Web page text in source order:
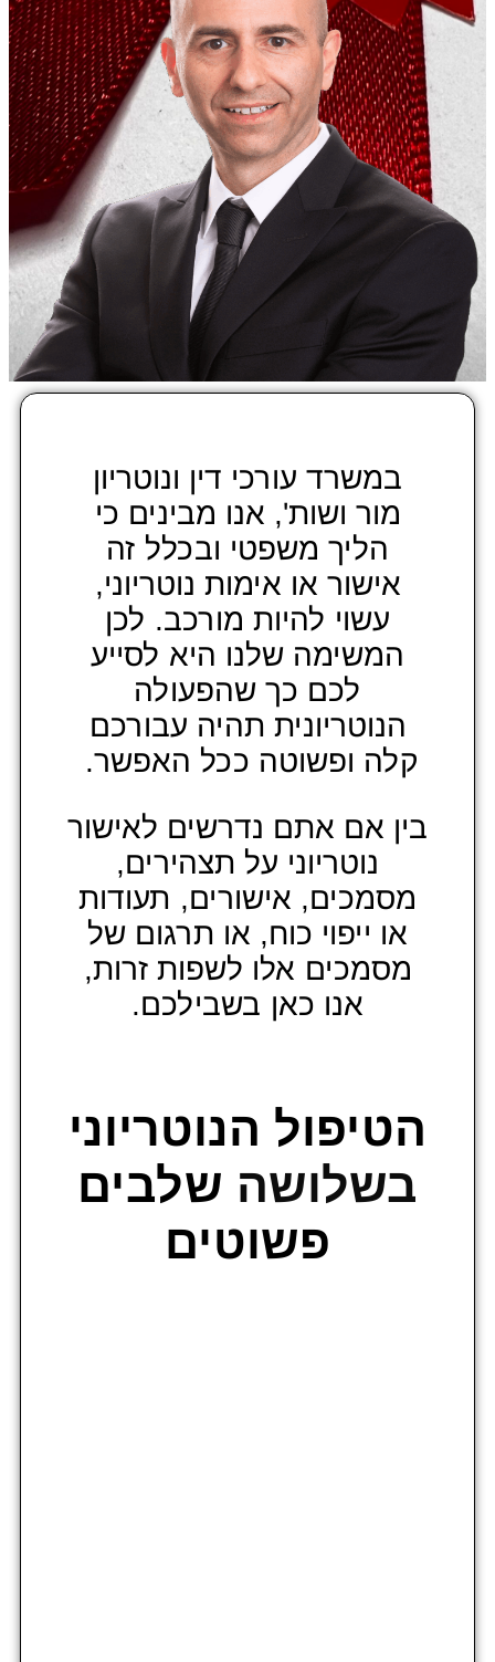
במשרד עורכי דין ונוטריון
מור ושות', אנו מבינים כי
הליך משפטי ובכלל זה
אישור או אימות נוטריוני,
עשוי להיות מורכב. לכן
המשימה שלנו היא לסייע
לכם כך שהפעולה
הנוטריונית תהיה עבורכם
קלה ופשוטה ככל האפשר.
בין אם אתם נדרשים לאישור
נוטריוני על תצהירים,
מסמכים, אישורים, תעודות
או ייפוי כוח, או תרגום של
מסמכים אלו לשפות זרות,
אנו כאן בשבילכם.
הטיפול הנוטריוני
בשלושה שלבים
פשוטים